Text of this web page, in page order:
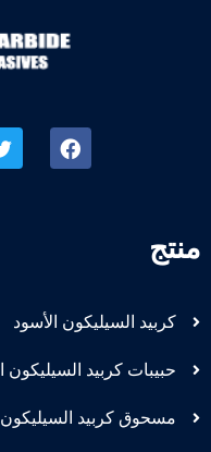
منتج
كربيد السيليكون الأسود
حبيبات كربيد السيليكون
مسحوق كربيد السيليكون